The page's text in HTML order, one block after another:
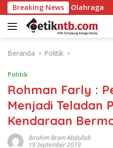
Langsung
ke
konten
Breaking NewsMori Hanafi
Beranda Politik
Politik
Rohman Farly :
Menjadi Teladan
Kendaraan
Ibrahim Bram Abdollah
19 September 2019